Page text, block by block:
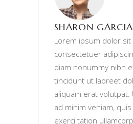
SHARON GARCIA
Lorem ipsum dolor sit
consectetuer
diam nonummy nibh
tincidunt ut laoreet
aliquam erat volutpat.
ad minim veniam,
exerci tation